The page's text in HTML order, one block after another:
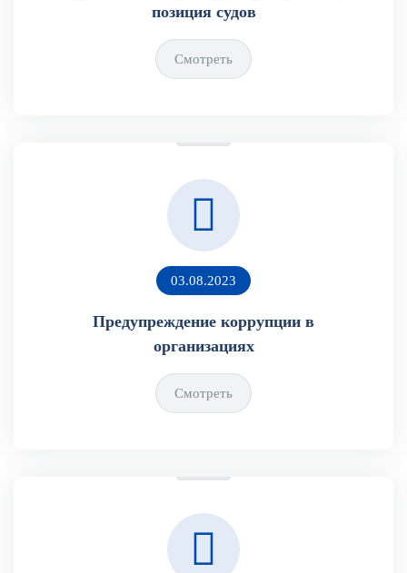
позиция судов
Смотреть
03.08.2023
Предупреждение коррупции в
организациях
Смотреть